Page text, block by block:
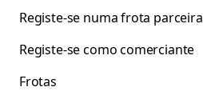
Registe-se numa frota parceira
Registe-se como comerciante
Frotas